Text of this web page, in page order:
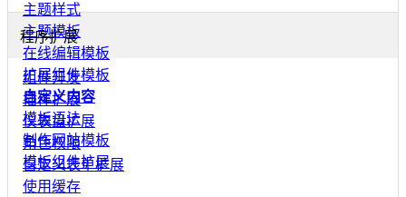
主题样式
主题模板
在线编辑模板
扩展组件模板
自定义内容
模板语法
制作网站模板
模板组件扩展
程序扩展
组件开发
插件扩展
仪表盘扩展
角色权限
自定义表单扩展
使用缓存